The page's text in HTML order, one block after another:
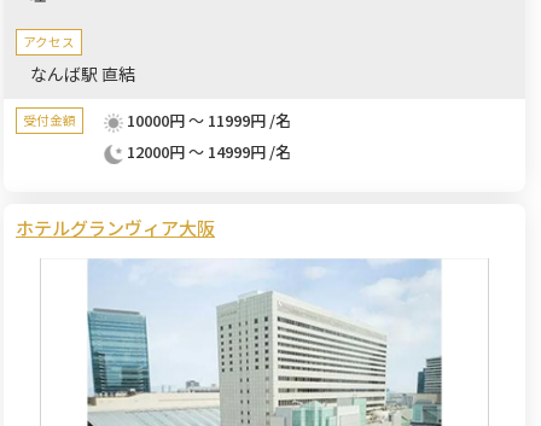
アクセス
なんば駅 直結
受付金額
10000円 ～ 11999円 /名
12000円 ～ 14999円 /名
ホテルグランヴィア大阪